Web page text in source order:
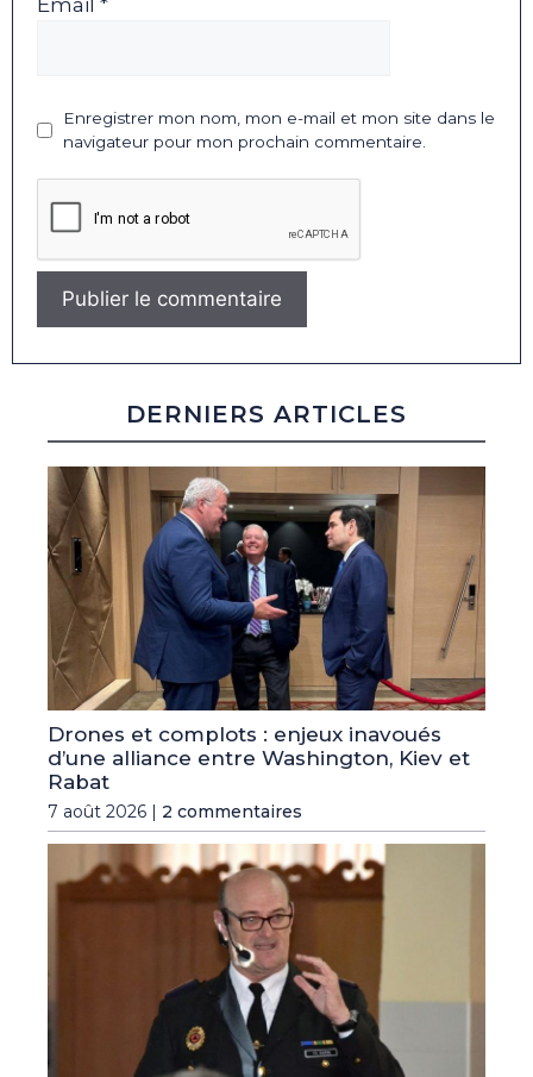
Enregistrer mon nom, mon e-mail et mon site dans le
navigateur pour mon prochain commentaire.
DERNIERS ARTICLES
Drones et complots : enjeux inavoués
d’une alliance entre Washington, Kiev et
Rabat
7 août 2026 | 2 commentaires